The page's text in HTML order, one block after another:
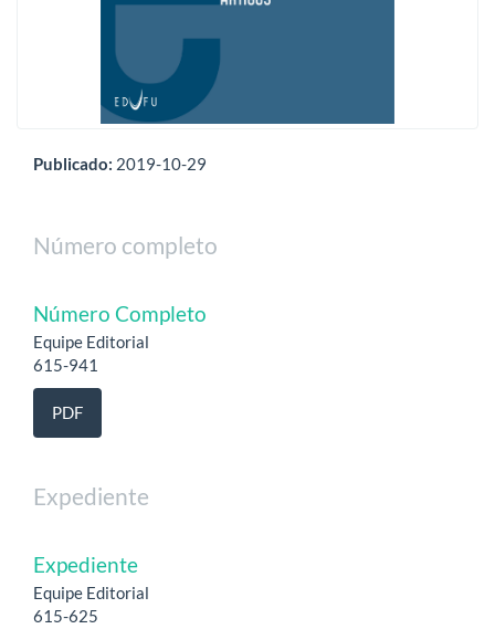
Publicado: 2019-10-29
Número completo
Número Completo
Equipe Editorial
615-941
PDF
Expediente
Expediente
Equipe Editorial
615-625